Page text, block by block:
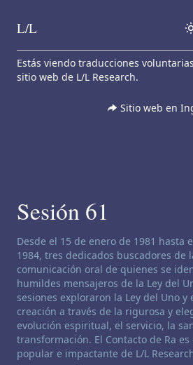
Skip to content
L/L
Estás viendo traducciones
sitio web de L/L Research.
Sitio web en
Sesión 61
Descargo de responsabilidad de
Desde el 15 de enero de 1981 hasta
1984, tres dedicados buscadores de
comunicación oral de quienes se
humildes mensajeros de la Ley del
sesiones exploraron la Ley del Uno y
creación a través de la rigurosa y
evolución espiritual, el servicio, la
transformación. El Contacto de Ra
popular e impactante de L/L